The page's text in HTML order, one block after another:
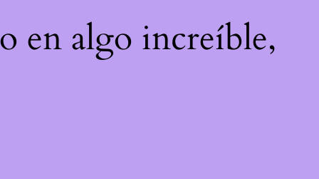
en algo increíble,